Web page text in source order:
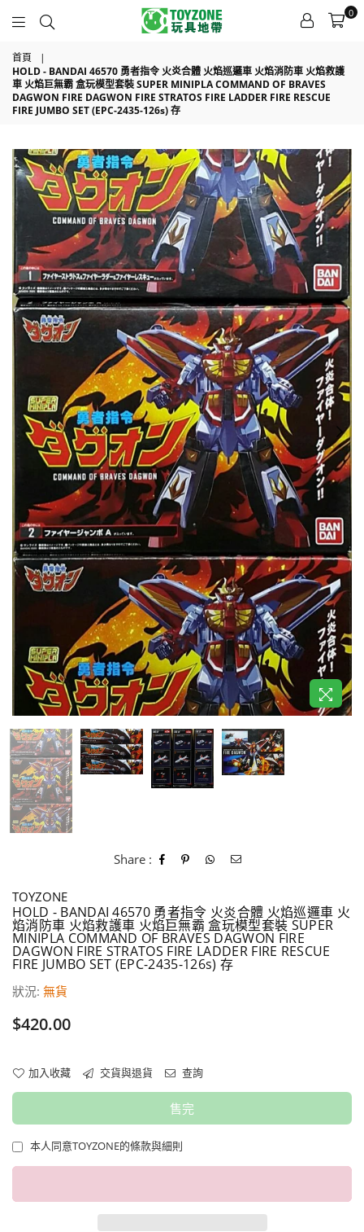
0
首頁
|
HOLD - BANDAI 46570 勇者指令 火炎合體 火焰巡邏車 火焰消防車 火焰救護
車 火焰巨無霸 盒玩模型套裝 SUPER MINIPLA COMMAND OF BRAVES
DAGWON FIRE DAGWON FIRE STRATOS FIRE LADDER FIRE RESCUE
FIRE JUMBO SET (EPC-2435-126s) 存
Share :
TOYZONE
HOLD - BANDAI 46570 勇者指令 火炎合體 火焰巡邏車 火
焰消防車 火焰救護車 火焰巨無霸 盒玩模型套裝 SUPER
MINIPLA COMMAND OF BRAVES DAGWON FIRE
DAGWON FIRE STRATOS FIRE LADDER FIRE RESCUE
FIRE JUMBO SET (EPC-2435-126s) 存
狀況: 無貨
價
$420.00
加入收藏 交貨與退貨 查詢
售完
本人同意TOYZONE的條款與細則